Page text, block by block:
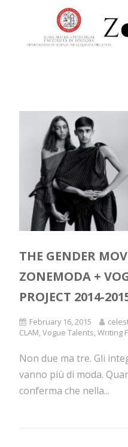
THE GENDER
ZONEMODA +
PROJECT 2014-
February 16, 2015
CLAM,Vogue Talents,Writing
Non due ma tre. Gli
vanno più di moda.
conferma che nella...